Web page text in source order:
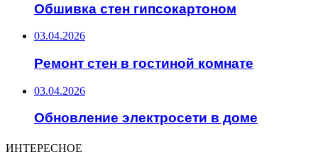
Обшивка стен гипсокартоном
03.04.2026
Ремонт стен в гостиной комнате
03.04.2026
Обновление электросети в доме
ИНТЕРЕСНОЕ